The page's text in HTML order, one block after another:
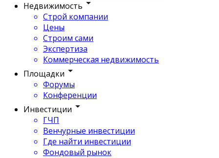
Недвижимость
Строй компании
Цены
Строим сами
Экспертиза
Коммерческая недвижимость
Площадки
Форумы
Конференции
Инвестиции
ГЧП
Венчурные инвестиции
Где найти инвестиции
Фондовый рынок